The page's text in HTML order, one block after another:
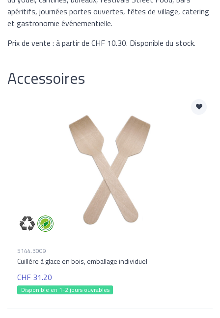
apéritifs, journées portes ouvertes, fêtes de village, catering
et gastronomie événementielle.
Prix de vente : à partir de CHF 10.30. Disponible du stock.
Accessoires
5144.3009
Cuillère à glace en bois, emballage individuel
CHF 31.20
Disponible en 1-2 jours ouvrables